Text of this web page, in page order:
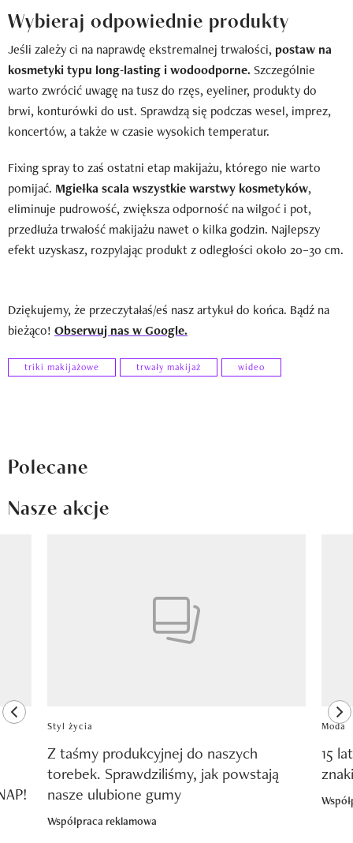
Wybieraj odpowiednie produkty
Jeśli zależy ci na naprawdę ekstremalnej trwałości, postaw na
kosmetyki typu long-lasting i wodoodporne. Szczególnie
warto zwrócić uwagę na tusz do rzęs, eyeliner, produkty do
brwi, konturówki do ust. Sprawdzą się podczas wesel, imprez,
koncertów, a także w czasie wysokich temperatur.
Fixing spray to zaś ostatni etap makijażu, którego nie warto
pomijać. Mgiełka scala wszystkie warstwy kosmetyków,
eliminuje pudrowość, zwiększa odporność na wilgoć i pot,
przedłuża trwałość makijażu nawet o kilka godzin. Najlepszy
efekt uzyskasz, rozpylając produkt z odległości około 20–30 cm.
Dziękujemy, że przeczytałaś/eś nasz artykuł do końca. Bądź na
bieżąco! Obserwuj nas w Google.
triki makijażowe trwały makijaż wideo
Polecane
Nasze akcje
previous element
Styl życia
Z taśmy produkcyjnej do naszych
torebek. Sprawdziliśmy, jak powstają
nasze ulubione gumy
Współpraca reklamowa
Moda
15